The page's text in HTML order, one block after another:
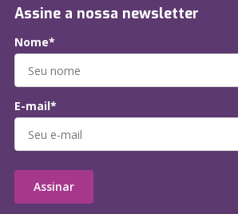
Assine a nossa newsletter
Nome*
E-mail*
Assinar